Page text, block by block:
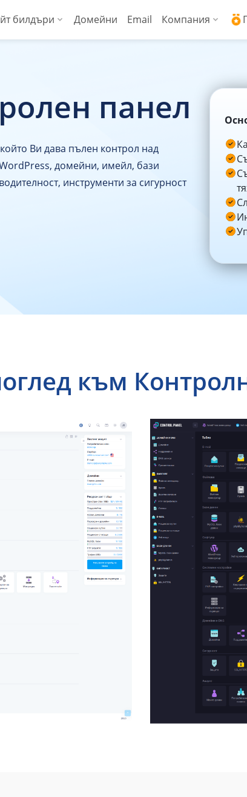
билдъри Домейни Email Компания
Новини
Мнения
панел
Ви дава пълен контрол над
домейни, имейл, бази
инструменти за сигурност
към